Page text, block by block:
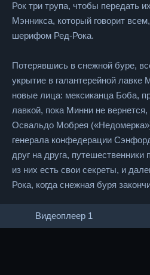
Рок три трупа, чтобы передать
Мэнникса, который говорит
шерифом Ред-Рока.
Потерявшись в снежной буре,
укрытие в галантерейной лавке
новые лица: мексиканца Боба,
лавкой, пока Минни не
Освальдо Мобрея
генерала конфедерации
друг на друга, путешественники
из них есть свои секреты, и
Рока, когда снежная буря
Видеоплеер 1